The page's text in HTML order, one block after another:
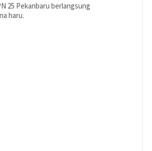
25 Pekanbaru berlangsung
haru.